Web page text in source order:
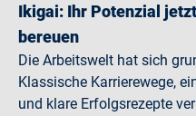
Ikigai: Ihr Potenzial
bereuen
Die Arbeitswelt hat sich
Klassische Karrierewege,
und klare Erfolgsrezepte